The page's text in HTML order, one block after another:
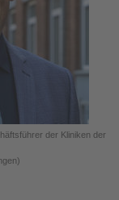
der Kliniken der